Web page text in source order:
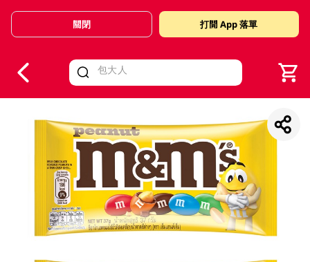
Valid Until 30 June 2026
關閉 打開 App 落單